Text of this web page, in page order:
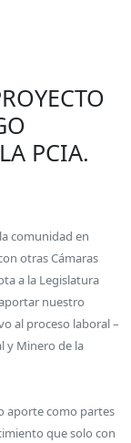
PCIA.
comunidad en
otras Cámaras
a la Legislatura
nuestro
al proceso laboral –
y Minero de la
aporte como partes
que solo con